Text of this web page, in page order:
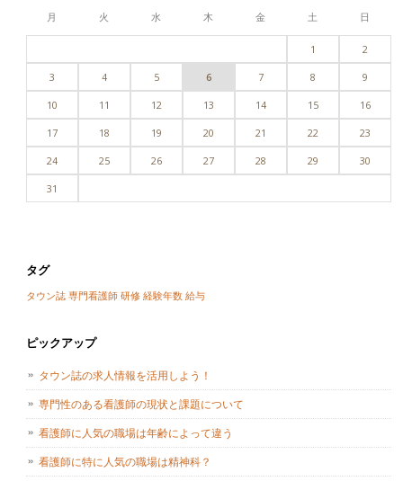
月 火 水 木 金 土 日
1 2
3 4 5 6 7 8 9
10 11 12 13 14 15 16
17 18 19 20 21 22 23
24 25 26 27 28 29 30
31
タグ
タウン誌 専門看護師 研修 経験年数 給与
ピックアップ
タウン誌の求人情報を活用しよう！
専門性のある看護師の現状と課題について
看護師に人気の職場は年齢によって違う
看護師に特に人気の職場は精神科？